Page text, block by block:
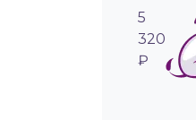
5
320
₽